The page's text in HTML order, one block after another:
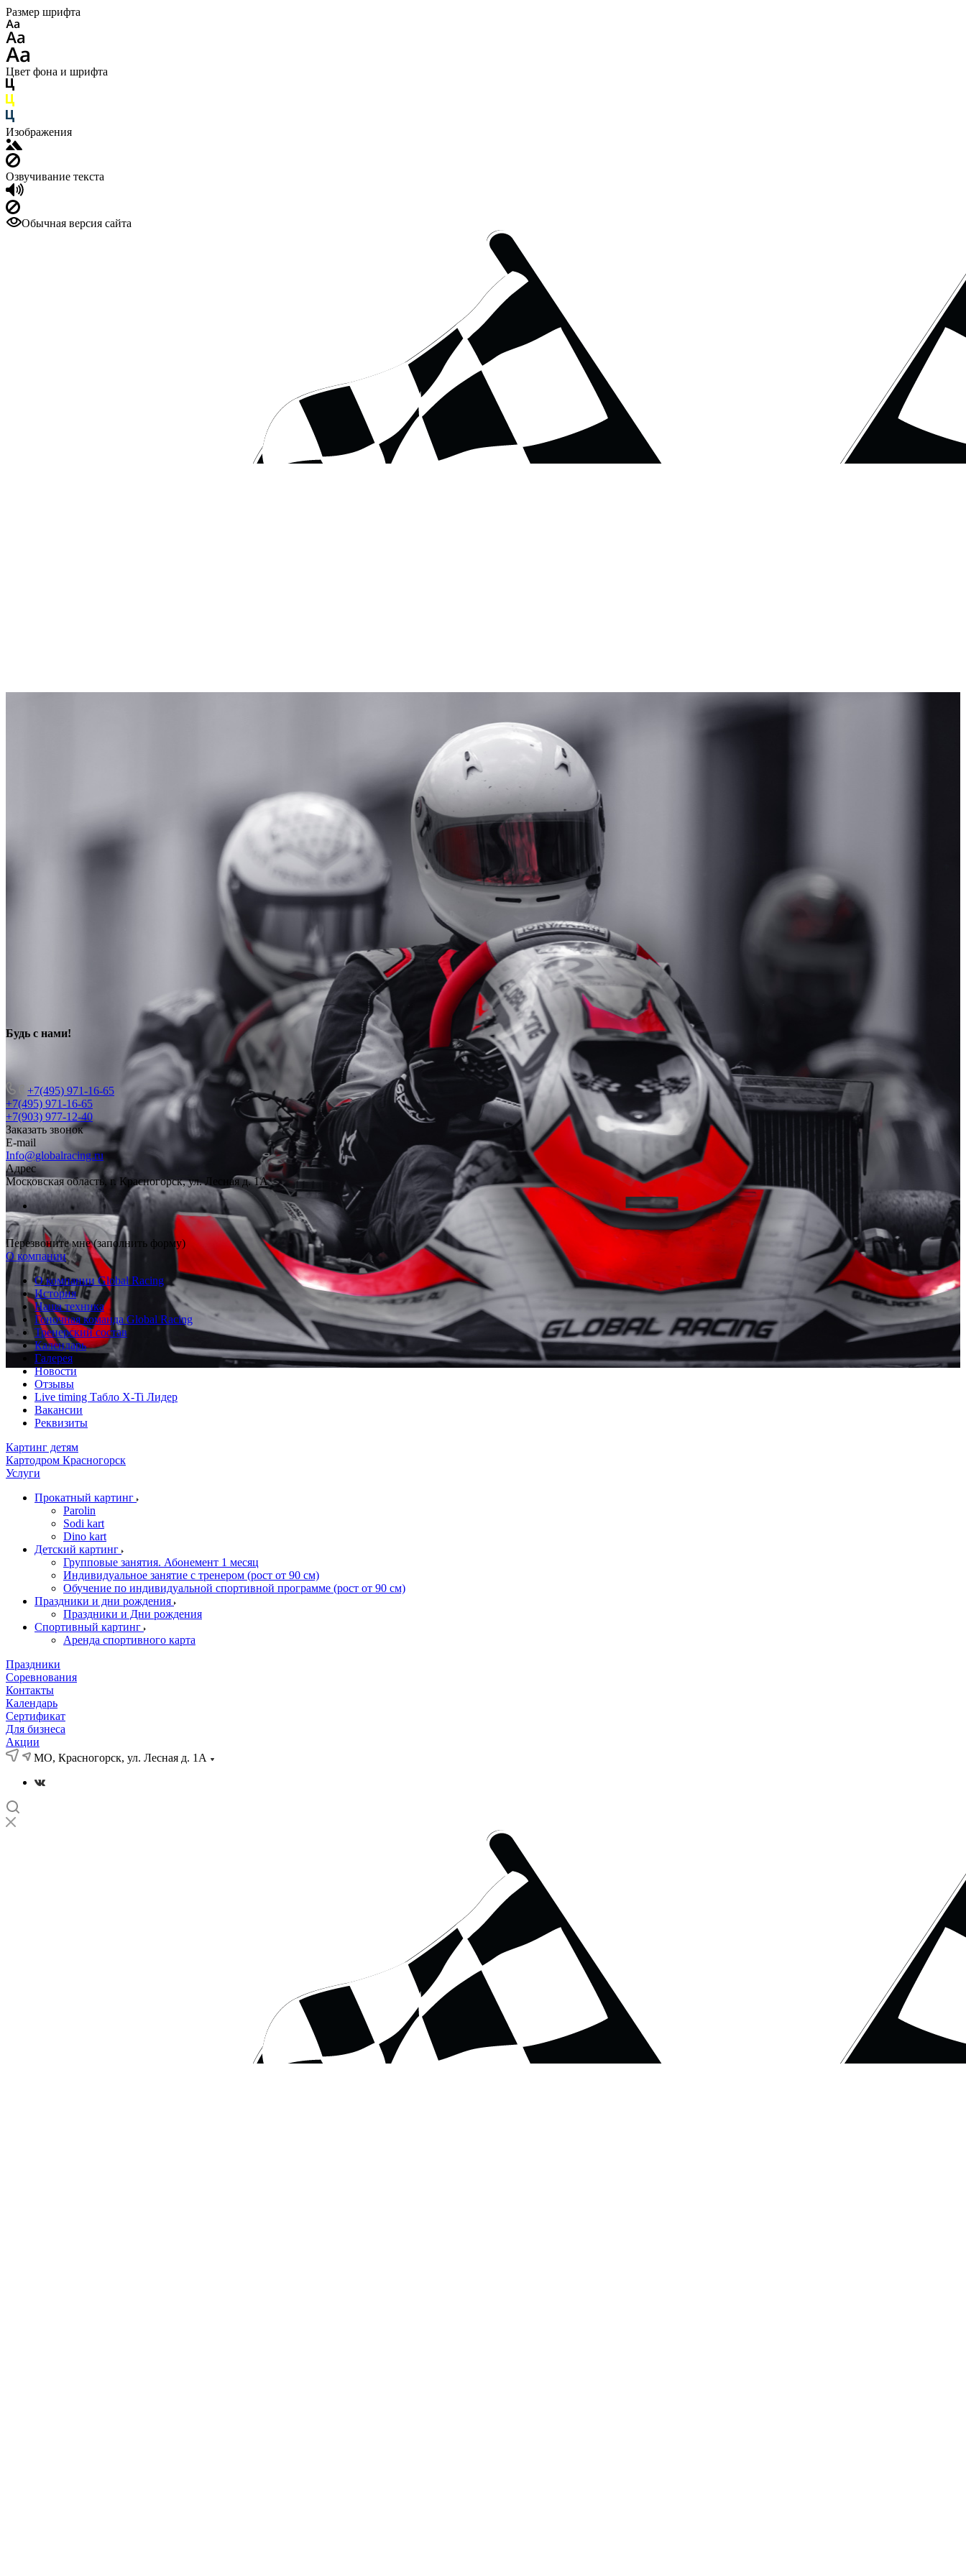
Размер шрифта
Цвет фона и шрифта
Изображения
Озвучивание текста
Обычная версия сайта
Будь с нами!
+7(495) 971-16-65
+7(495) 971-16-65
+7(903) 977-12-40
Заказать звонок
E-mail
Info@globalracing.ru
Адрес
Московская область, г. Красногорск, ул. Лесная д. 1А
Перезвоните мне (заполнить форму)
О компании
О компании Global Racing
История
Наша техника
Гоночная команда Global Racing
Тренерский состав
Календарь
Галерея
Новости
Отзывы
Live timing Табло X-Ti Лидер
Вакансии
Реквизиты
Картинг детям
Картодром Красногорск
Услуги
Прокатный картинг
Parolin
Sodi kart
Dino kart
Детский картинг
Групповые занятия. Абонемент 1 месяц
Индивидуальное занятие с тренером (рост от 90 см)
Обучение по индивидуальной спортивной программе (рост от 90 см)
Праздники и дни рождения
Праздники и Дни рождения
Спортивный картинг
Аренда спортивного карта
Праздники
Соревнования
Контакты
Календарь
Сертификат
Для бизнеса
Акции
МО, Красногорск, ул. Лесная д. 1А